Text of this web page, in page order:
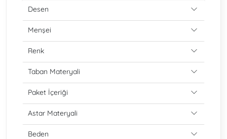
Desen
Menşei
Renk
Taban Materyali
Paket İçeriği
Astar Materyali
Beden